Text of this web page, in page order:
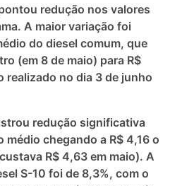
redução nos valores
A maior variação foi
do diesel comum, que
(em 8 de maio) para R$
realizado no dia 3 de junho
redução significativa
médio chegando a R$ 4,16 o
R$ 4,63 em maio). A
S-10 foi de 8,3%, com o